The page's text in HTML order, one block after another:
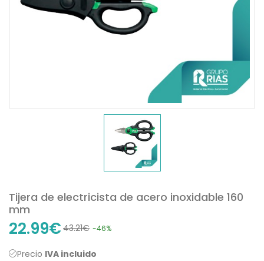
Tijera de electricista de acero inoxidable 160
mm
22.99€ 43.21€ -46%
Precio IVA incluido